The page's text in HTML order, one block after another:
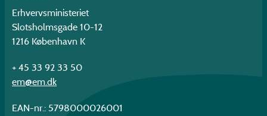
Erhvervsministeriet
Slotsholmsgade 10-12
1216 København K
+ 45 33 92 33 50
em@em.dk
EAN-nr.: 5798000026001